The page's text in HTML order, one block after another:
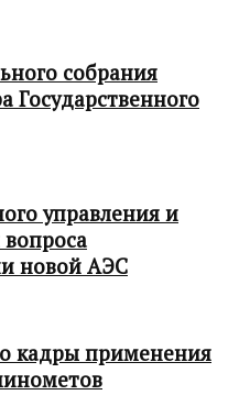
собрания
Государственного
управления и
вопроса
новой АЭС
кадры применения